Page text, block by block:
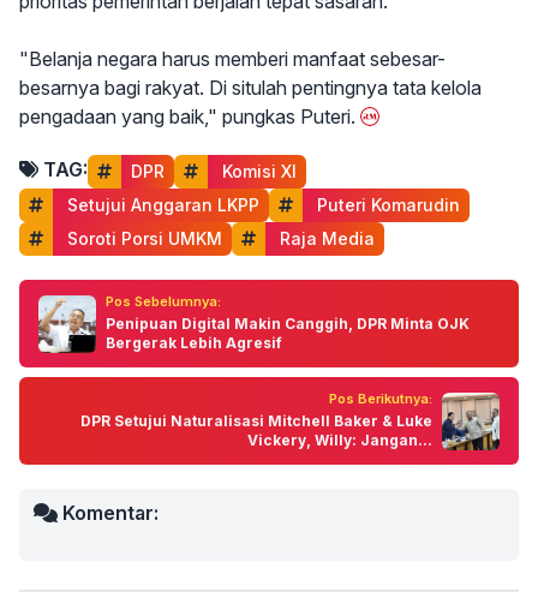
"Belanja negara harus memberi manfaat sebesar-
besarnya bagi rakyat. Di situlah pentingnya tata kelola
pengadaan yang baik," pungkas Puteri.
TAG: DPR
Komisi XI
Setujui Anggaran LKPP
Puteri Komarudin
Soroti Porsi UMKM
Raja Media
Pos Sebelumnya:
Penipuan Digital Makin Canggih, DPR Minta OJK
Bergerak Lebih Agresif
Pos Berikutnya:
DPR Setujui Naturalisasi Mitchell Baker & Luke
Vickery, Willy: Jangan...
Komentar: